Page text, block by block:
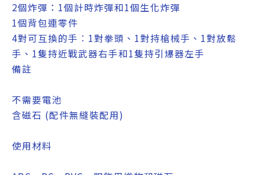
2個炸彈：1個計時炸彈和1個生化炸彈
1個背包連零件
4對可互換的手︰1對拳頭、1對持槍械手、1對放鬆
手、1隻持近戰武器右手和1隻持引爆器左手
備註
不需要電池
含磁石 (配件無縫裝配用)
使用材料